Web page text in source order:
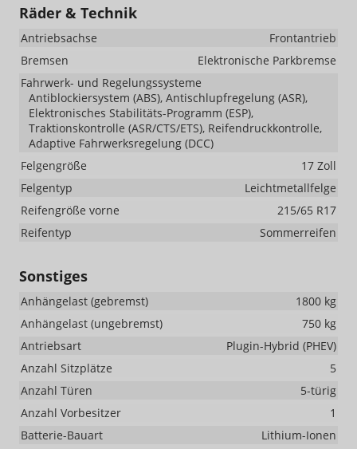
Räder & Technik
Antriebsachse
Frontantrieb
Bremsen
Elektronische Parkbremse
Fahrwerk- und Regelungssysteme
Antiblockiersystem (ABS), Antischlupfregelung (ASR),
Elektronisches Stabilitäts-Programm (ESP),
Traktionskontrolle (ASR/CTS/ETS), Reifendruckkontrolle,
Adaptive Fahrwerksregelung (DCC)
Felgengröße
17 Zoll
Felgentyp
Leichtmetallfelge
Reifengröße vorne
215/65 R17
Reifentyp
Sommerreifen
Sonstiges
Anhängelast (gebremst)
1800 kg
Anhängelast (ungebremst)
750 kg
Antriebsart
Plugin-Hybrid (PHEV)
Anzahl Sitzplätze
5
Anzahl Türen
5-türig
Anzahl Vorbesitzer
1
Batterie-Bauart
Lithium-Ionen